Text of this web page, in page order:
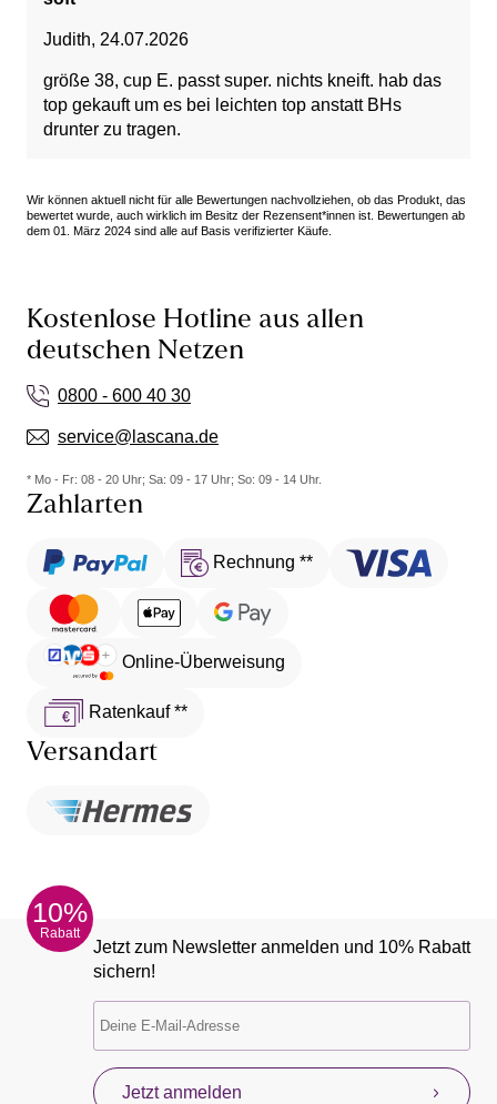
Judith, 24.07.2026
größe 38, cup E. passt super. nichts kneift. hab das
top gekauft um es bei leichten top anstatt BHs
drunter zu tragen.
Wir können aktuell nicht für alle Bewertungen nachvollziehen, ob das Produkt, das
bewertet wurde, auch wirklich im Besitz der Rezensent*innen ist. Bewertungen ab
dem 01. März 2024 sind alle auf Basis verifizierter Käufe.
Kostenlose Hotline aus allen
deutschen Netzen
0800 - 600 40 30
service@lascana.de
* Mo - Fr: 08 - 20 Uhr; Sa: 09 - 17 Uhr; So: 09 - 14 Uhr.
Zahlarten
Rechnung **
Online-Überweisung
Ratenkauf **
Versandart
10%
Rabatt
Jetzt zum Newsletter anmelden und 10% Rabatt
sichern!
Jetzt anmelden